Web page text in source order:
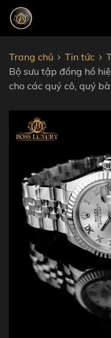
Trang chủ Tin tức
Bộ sưu tập đồng hồ
cho các quý cô, quý